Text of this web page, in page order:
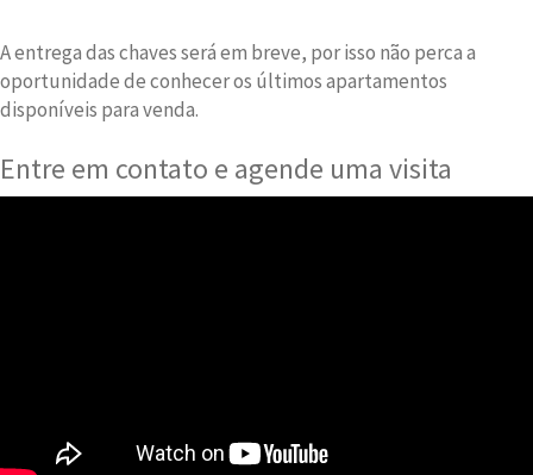
A entrega das chaves será em breve, por isso não perca a
oportunidade de conhecer os últimos apartamentos
disponíveis para venda.
Entre em contato e agende uma visita